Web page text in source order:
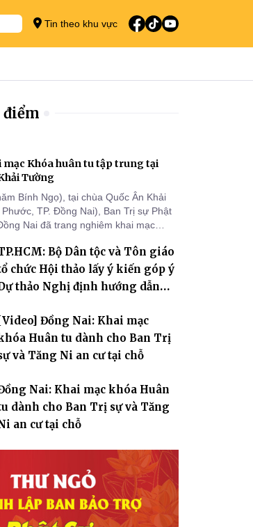
Tin theo khu vực
mạc Khóa huân tu tập trung tại
Tường
Bính Ngọ), tại chùa Quốc Ân Khải
TP. Đồng Nai), Ban Trị sự Phật
Nai đã trang nghiêm khai mạc
Tăng hành giả an cư tại chỗ khu vực
hạ chùa Quốc Ân Khải Tường.
Bộ Dân tộc và Tôn giáo
chức Hội thảo lấy ý kiến góp ý
thảo Nghị định hướng dẫn
giáo
[Video] Đồng Nai: Khai mạc
Huân tu dành cho Ban Trị
và Tăng Ni an cư tại chỗ
Nai: Khai mạc khóa Huân
dành cho Ban Trị sự và Tăng
an cư tại chỗ